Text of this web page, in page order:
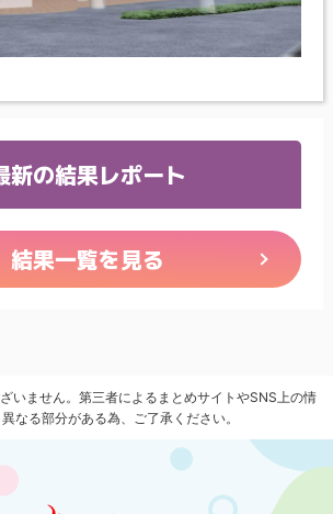
新の結果レポート
結果一覧を見る
いません。第三者によるまとめサイトやSNS上の情
なる部分がある為、ご了承ください。